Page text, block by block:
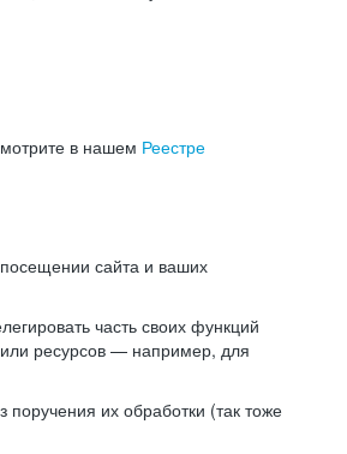
в нашем Реестре
сайта и ваших
часть своих функций
ресурсов — например, для
их обработки (так тоже